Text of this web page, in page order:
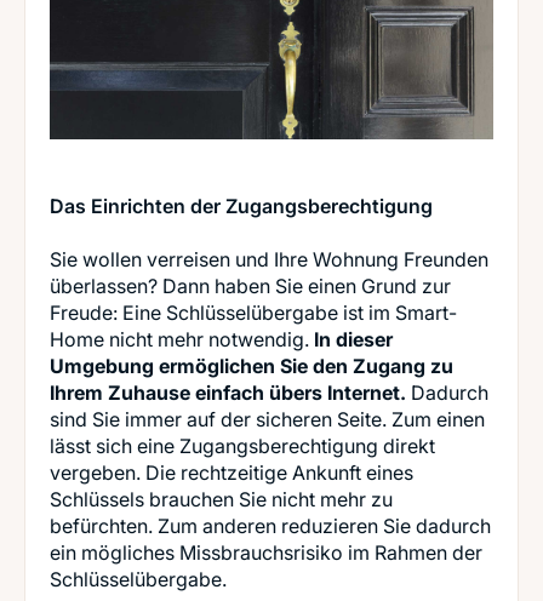
Das Einrichten der Zugangsberechtigung
Sie wollen verreisen und Ihre Wohnung Freunden
überlassen? Dann haben Sie einen Grund zur
Freude: Eine Schlüsselübergabe ist im Smart-
Home nicht mehr notwendig. In dieser
Umgebung ermöglichen Sie den Zugang zu
Ihrem Zuhause einfach übers Internet. Dadurch
sind Sie immer auf der sicheren Seite. Zum einen
lässt sich eine Zugangsberechtigung direkt
vergeben. Die rechtzeitige Ankunft eines
Schlüssels brauchen Sie nicht mehr zu
befürchten. Zum anderen reduzieren Sie dadurch
ein mögliches Missbrauchsrisiko im Rahmen der
Schlüsselübergabe.